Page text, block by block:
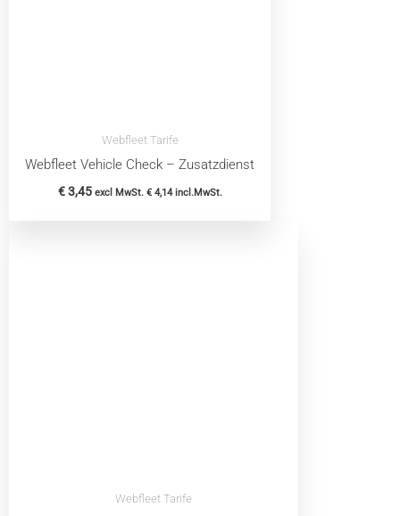
Webfleet Tarife
Webfleet Vehicle Check – Zusatzdienst
€3,45 excl MwSt. €4,14incl.MwSt.
Webfleet Tarife